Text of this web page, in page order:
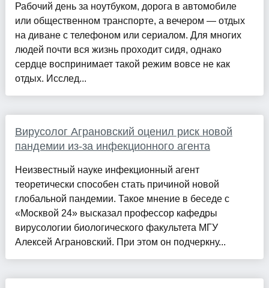
Рабочий день за ноутбуком, дорога в автомобиле
или общественном транспорте, а вечером — отдых
на диване с телефоном или сериалом. Для многих
людей почти вся жизнь проходит сидя, однако
сердце воспринимает такой режим вовсе не как
отдых. Исслед...
Вирусолог Аграновский оценил риск новой
пандемии из-за инфекционного агента
Неизвестный науке инфекционный агент
теоретически способен стать причиной новой
глобальной пандемии. Такое мнение в беседе с
«Москвой 24» высказал профессор кафедры
вирусологии биологического факультета МГУ
Алексей Аграновский. При этом он подчеркну...